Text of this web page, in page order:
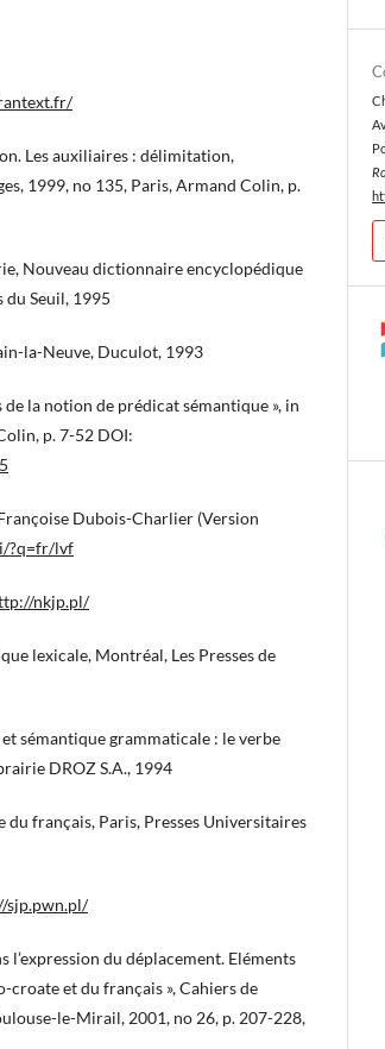
Les auxiliaires : délimitation,
1999, no 135, Paris, Armand Colin, p.
Nouveau dictionnaire encyclopédique
du Seuil, 1995
la-Neuve, Duculot, 1993
la notion de prédicat sémantique », in
p. 7-52 DOI:
Dubois-Charlier (Version
?q=fr/lvf
nkjp.pl/
lexicale, Montréal, Les Presses de
sémantique grammaticale : le verbe
DROZ S.A., 1994
français, Paris, Presses Universitaires
sjp.pwn.pl/
l’expression du déplacement. Eléments
croate et du français », Cahiers de
le-Mirail, 2001, no 26, p. 207-228,